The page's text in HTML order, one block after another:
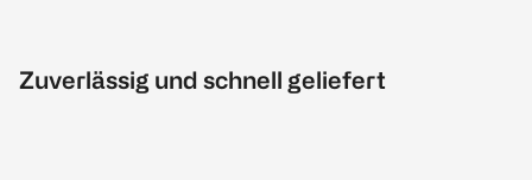
Zuverlässig und schnell geliefert